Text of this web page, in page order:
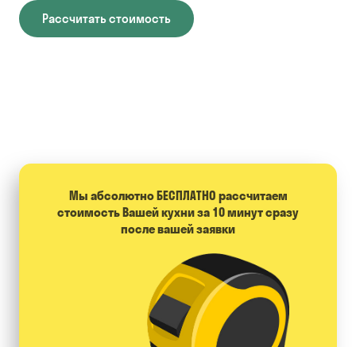
Рассчитать стоимость
Мы абсолютно БЕСПЛАТНО расcчитаем
стоимость Вашей кухни за 10 минут сразу
после вашей заявки